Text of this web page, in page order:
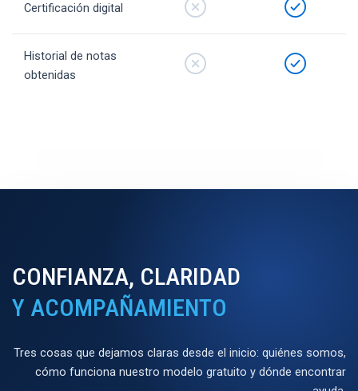
Certificación digital
Historial de notas
obtenidas
CONFIANZA, CLARIDAD
Y ACOMPAÑAMIENTO
Tres cosas que dejamos claras desde el inicio: quiénes somos,
cómo funciona nuestro modelo gratuito y dónde encontrar